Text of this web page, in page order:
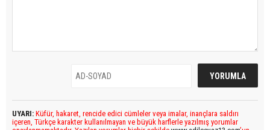
UYARI: Küfür, hakaret, rencide edici cümleler veya imalar, inançlara saldırı
içeren, Türkçe karakter kullanılmayan ve büyük harflerle yazılmış yorumlar